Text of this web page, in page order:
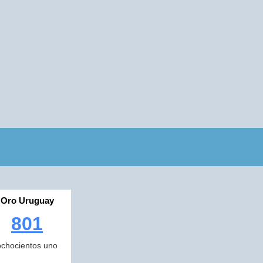
Oro Uruguay
801
uno